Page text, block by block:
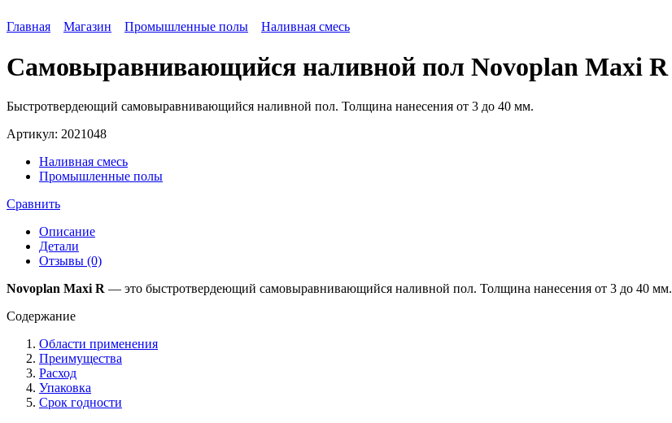
Главная Магазин Промышленные полы Наливная смесь
Самовыравнивающийся наливной пол Novoplan Maxi R
Быстротвердеющий самовыравнивающийся наливной пол. Толщина нанесения от 3 до 40 мм.
Артикул: 2021048
Наливная смесь
Промышленные полы
Сравнить
Описание
Детали
Отзывы (0)
Novoplan Maxi R — это быстротвердеющий самовыравнивающийся наливной пол. Толщина нанесения от 3 до 40 мм.
Содержание
Области применения
Преимущества
Расход
Упаковка
Срок годности